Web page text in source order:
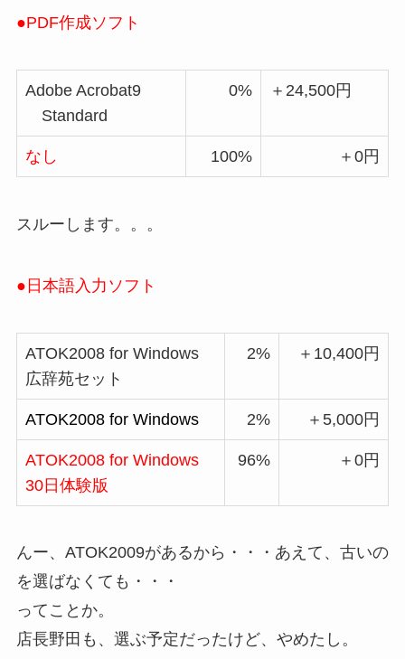
●PDF作成ソフト
Adobe Acrobat9
Standard
0% ＋24,500円
なし 100% ＋0円
スルーします。。。
●日本語入力ソフト
ATOK2008 for Windows
広辞苑セット
2% ＋10,400円
ATOK2008 for Windows 2% ＋5,000円
ATOK2008 for Windows
30日体験版
96% ＋0円
んー、ATOK2009があるから・・・あえて、古いの
を選ばなくても・・・
ってことか。
店長野田も、選ぶ予定だったけど、やめたし。